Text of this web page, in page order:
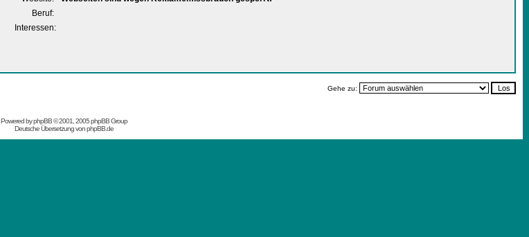
Beruf:
Interessen:
Gehe zu:
Powered byphpBB© 2001, 2005 phpBB Group
Deutsche Übersetzung vonphpBB.de